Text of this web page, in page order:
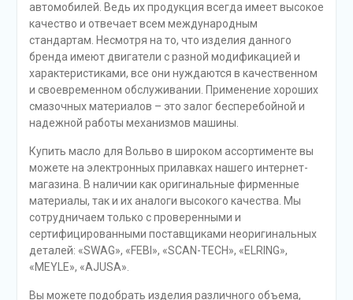
автомобилей. Ведь их продукция всегда имеет высокое
качество и отвечает всем международным
стандартам. Несмотря на то, что изделия данного
бренда имеют двигатели с разной модификацией и
характеристиками, все они нуждаются в качественном
и своевременном обслуживании. Применение хороших
смазочных материалов – это залог бесперебойной и
надежной работы механизмов машины.
Купить масло для Вольво в широком ассортименте вы
можете на электронных прилавках нашего интернет-
магазина. В наличии как оригинальные фирменные
материалы, так и их аналоги высокого качества. Мы
сотрудничаем только с проверенными и
сертифицированными поставщиками неоригинальных
деталей: «SWAG», «FEBI», «SCAN-TECH», «ELRING»,
«MEYLE», «AJUSA».
Вы можете подобрать изделия различного объема,